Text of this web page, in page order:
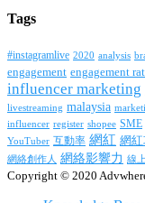
Tags
#instagramlive 2020 analysis
engagement engagement
influencer marketing
livestreaming malaysia
influencer register shopee SME
YouTuber 互動率 網紅 網紅
網絡創作人 網絡影響力 線
Copyright © 2020